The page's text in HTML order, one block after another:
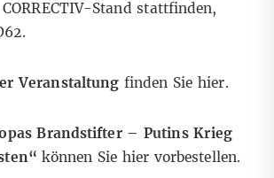
Stand stattfinden,
Veranstaltung finden Siehier.
Brandstifter – Putins Krieg
können Sie hier vorbestellen.